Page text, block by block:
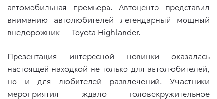
автомобильная премьера. Автоцентр представил
вниманию автолюбителей легендарный мощный
внедорожник — Toyota Highlander.
Презентация интересной новинки оказалась
настоящей находкой не только для автолюбителей,
но и для любителей развлечений. Участники
мероприятия ждало головокружительное